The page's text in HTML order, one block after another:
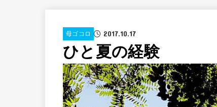
母ゴコロ 2017.10.17
ひと夏の経験